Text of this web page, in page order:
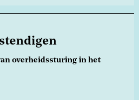
overheidssturing in het